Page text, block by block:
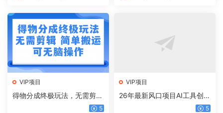
VIP项目
得物分成终极玩法，无需剪
5
VIP项目
26年最新风口项目AI工具创作
写小说，轻松实现日入1000+
5